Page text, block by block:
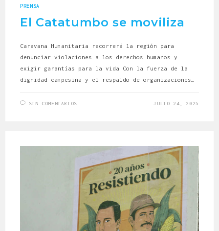
PRENSA
El Catatumbo se moviliza
Caravana Humanitaria recorrerá la región para
denunciar violaciones a los derechos humanos y
exigir garantías para la vida Con la fuerza de la
dignidad campesina y el respaldo de organizaciones…
SIN COMENTARIOS JULIO 24, 2025